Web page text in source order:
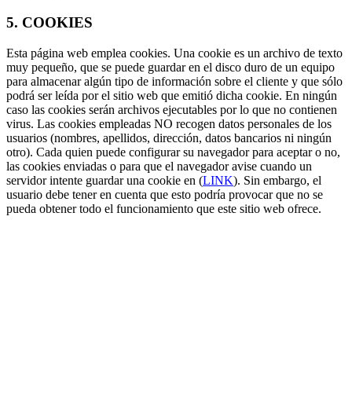
5. COOKIES
Esta página web emplea cookies. Una cookie es un archivo de texto
muy pequeño, que se puede guardar en el disco duro de un equipo
para almacenar algún tipo de información sobre el cliente y que sólo
podrá ser leída por el sitio web que emitió dicha cookie. En ningún
caso las cookies serán archivos ejecutables por lo que no contienen
virus. Las cookies empleadas NO recogen datos personales de los
usuarios (nombres, apellidos, dirección, datos bancarios ni ningún
otro). Cada quien puede configurar su navegador para aceptar o no,
las cookies enviadas o para que el navegador avise cuando un
servidor intente guardar una cookie en (LINK). Sin embargo, el
usuario debe tener en cuenta que esto podría provocar que no se
pueda obtener todo el funcionamiento que este sitio web ofrece.